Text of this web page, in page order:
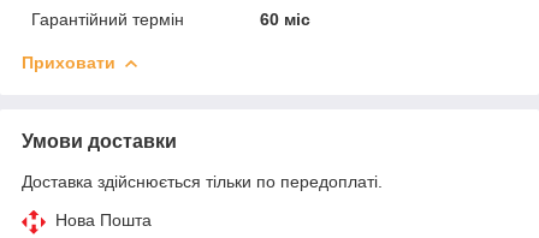
Гарантійний термін
60 міс
Приховати
Умови доставки
Доставка здійснюється тільки по передоплаті.
Нова Пошта